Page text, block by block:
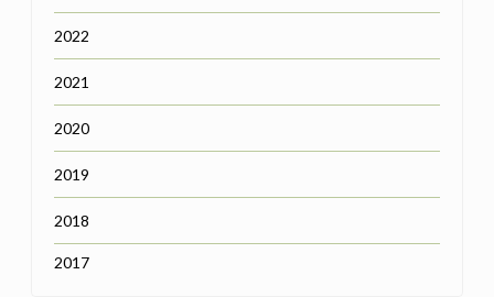
2022
2021
2020
2019
2018
2017